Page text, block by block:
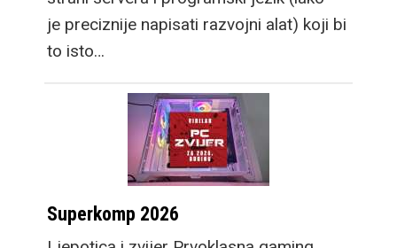
je preciznije napisati razvojni alat) koji bi
to isto…
Superkomp 2026